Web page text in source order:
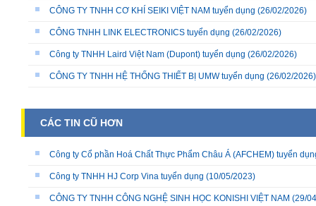
CÔNG TY TNHH CƠ KHÍ SEIKI VIỆT NAM tuyển dụng (26/02/2026)
CÔNG TNHH LINK ELECTRONICS tuyển dụng (26/02/2026)
Công ty TNHH Laird Việt Nam (Dupont) tuyển dụng (26/02/2026)
CÔNG TY TNHH HỆ THỐNG THIẾT BỊ UMW tuyển dụng (26/02/2026)
CÁC TIN CŨ HƠN
Công ty Cổ phần Hoá Chất Thực Phẩm Châu Á (AFCHEM) tuyển
Công ty TNHH HJ Corp Vina tuyển dụng (10/05/2023)
CÔNG TY TNHH CÔNG NGHỆ SINH HỌC KONISHI VIỆT NAM (29/